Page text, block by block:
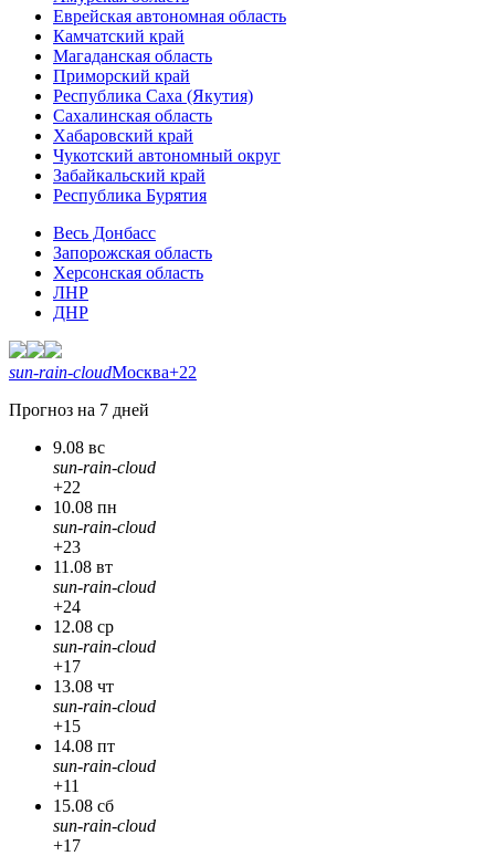
Еврейская автономная область
Камчатский край
Магаданская область
Приморский край
Республика Саха (Якутия)
Сахалинская область
Хабаровский край
Чукотский автономный округ
Забайкальский край
Республика Бурятия
Весь Донбасс
Запорожская область
Херсонская область
ЛНР
ДНР
sun-rain-cloudМосква+22
Прогноз на 7 дней
9.08 вс
sun-rain-cloud
+22
10.08 пн
sun-rain-cloud
+23
11.08 вт
sun-rain-cloud
+24
12.08 ср
sun-rain-cloud
+17
13.08 чт
sun-rain-cloud
+15
14.08 пт
sun-rain-cloud
+11
15.08 сб
sun-rain-cloud
+17